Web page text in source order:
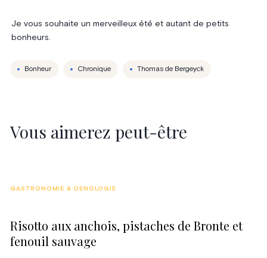
Je vous souhaite un merveilleux été et autant de petits
bonheurs.
Bonheur Chronique Thomas de Bergeyck
Vous aimerez peut-être
Risotto aux anchois, pistaches de Bronte et
fenouil sauvage
GASTRONOMIE & OENOLOGIE